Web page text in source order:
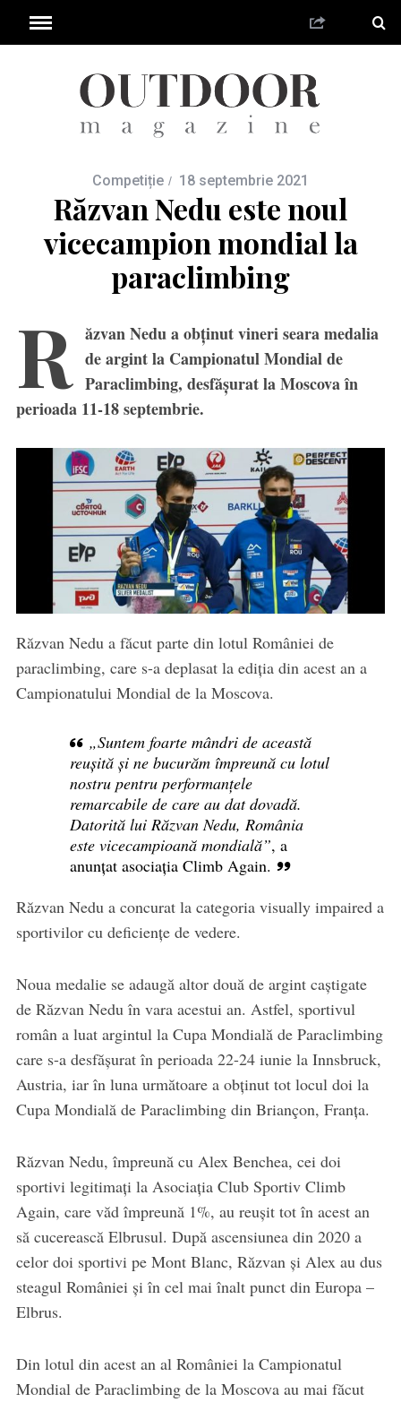
Competiție 18 septembrie 2021
Răzvan Nedu este noul
vicecampion mondial la
paraclimbing
R ăzvan Nedu a obținut vineri seara medalia
de argint la Campionatul Mondial de
Paraclimbing, desfășurat la Moscova în
perioada 11-18 septembrie.
Răzvan Nedu a făcut parte din lotul României de
paraclimbing, care s-a deplasat la ediția din acest an a
Campionatului Mondial de la Moscova.
„Suntem foarte mândri de această
reușită și ne bucurăm împreună cu lotul
nostru pentru performanțele
remarcabile de care au dat dovadă.
Datorită lui Răzvan Nedu, România
este vicecampioană mondială”, a
anunțat asociația Climb Again.
Răzvan Nedu a concurat la categoria visually impaired a
sportivilor cu deficiențe de vedere.
Noua medalie se adaugă altor două de argint caștigate
de Răzvan Nedu în vara acestui an. Astfel, sportivul
român a luat argintul la Cupa Mondială de Paraclimbing
care s-a desfășurat în perioada 22-24 iunie la Innsbruck,
Austria, iar în luna următoare a obținut tot locul doi la
Cupa Mondială de Paraclimbing din Briançon, Franța.
Răzvan Nedu, împreună cu Alex Benchea, cei doi
sportivi legitimați la Asociația Club Sportiv Climb
Again, care văd împreună 1%, au reușit tot în acest an
să cucerească Elbrusul. După ascensiunea din 2020 a
celor doi sportivi pe Mont Blanc, Răzvan și Alex au dus
steagul României și în cel mai înalt punct din Europa –
Elbrus.
Din lotul din acest an al României la Campionatul
Mondial de Paraclimbing de la Moscova au mai făcut